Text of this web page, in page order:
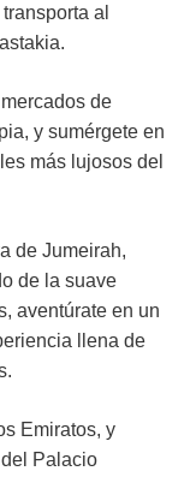
al
de
y sumérgete en
más lujosos del
de Jumeirah,
de la suave
aventúrate en un
llena de
Emiratos, y
Palacio